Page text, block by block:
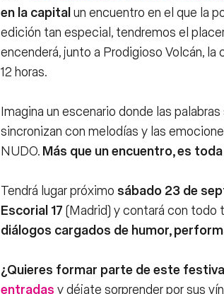
en la capitalun encuentro en el que la
edición tan especial, tendremos el
encenderá, junto a Prodigioso Volcán,
12 horas.
Imagina un escenario donde las
sincronizan con melodías y las
NUDO. Más que un encuentro, es
Tendrá lugar próximo sábado 23 de
Escorial 17 (Madrid) y contará con todo
diálogos cargados de humor,
¿Quieres formar parte de este
entradas y déjate sorprender por sus